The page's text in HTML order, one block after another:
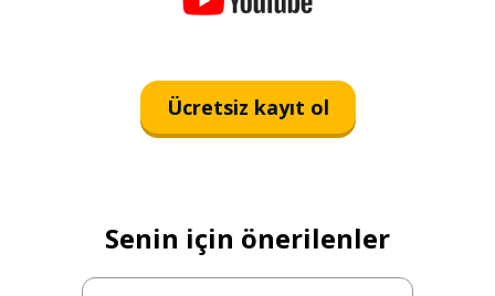
Ücretsiz kayıt ol
Senin için önerilenler